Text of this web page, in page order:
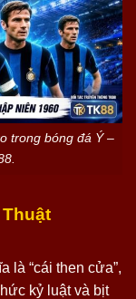
trong bóng đá Ý –
là “cái then cửa”,
kỷ luật và bịt